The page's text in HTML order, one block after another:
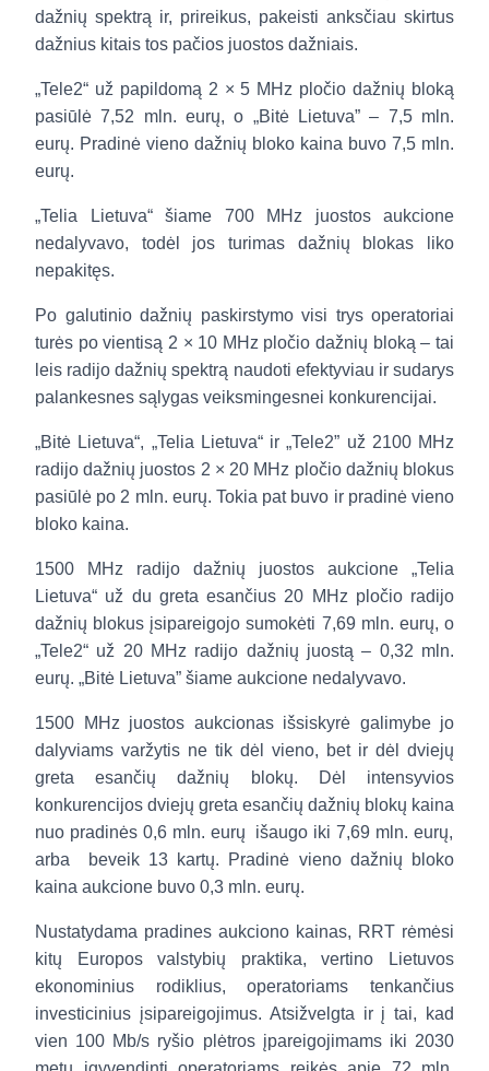
dažnių spektrą ir, prireikus, pakeisti anksčiau skirtus
dažnius kitais tos pačios juostos dažniais.
„Tele2“ už papildomą 2 × 5 MHz pločio dažnių bloką
pasiūlė 7,52 mln. eurų, o „Bitė Lietuva” – 7,5 mln.
eurų. Pradinė vieno dažnių bloko kaina buvo 7,5 mln.
eurų.
„Telia Lietuva“ šiame 700 MHz juostos aukcione
nedalyvavo, todėl jos turimas dažnių blokas liko
nepakitęs.
Po galutinio dažnių paskirstymo visi trys operatoriai
turės po vientisą 2 × 10 MHz pločio dažnių bloką – tai
leis radijo dažnių spektrą naudoti efektyviau ir sudarys
palankesnes sąlygas veiksmingesnei konkurencijai.
„Bitė Lietuva“, „Telia Lietuva“ ir „Tele2” už 2100 MHz
radijo dažnių juostos 2 × 20 MHz pločio dažnių blokus
pasiūlė po 2 mln. eurų. Tokia pat buvo ir pradinė vieno
bloko kaina.
1500 MHz radijo dažnių juostos aukcione „Telia
Lietuva“ už du greta esančius 20 MHz pločio radijo
dažnių blokus įsipareigojo sumokėti 7,69 mln. eurų, o
„Tele2“ už 20 MHz radijo dažnių juostą – 0,32 mln.
eurų. „Bitė Lietuva” šiame aukcione nedalyvavo.
1500 MHz juostos aukcionas išsiskyrė galimybe jo
dalyviams varžytis ne tik dėl vieno, bet ir dėl dviejų
greta esančių dažnių blokų. Dėl intensyvios
konkurencijos dviejų greta esančių dažnių blokų kaina
nuo pradinės 0,6 mln. eurų
išaugo iki 7,69 mln. eurų,
arba
beveik 13 kartų. Pradinė vieno dažnių bloko
kaina aukcione buvo 0,3 mln. eurų.
Nustatydama pradines aukciono kainas, RRT rėmėsi
kitų Europos valstybių praktika, vertino Lietuvos
ekonominius rodiklius, operatoriams tenkančius
investicinius įsipareigojimus. Atsižvelgta ir į tai, kad
vien 100 Mb/s ryšio plėtros įpareigojimams iki 2030